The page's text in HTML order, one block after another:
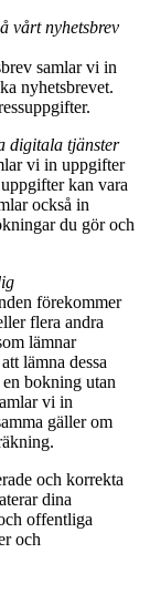
vårt nyhetsbrev
samlar vi in
nyhetsbrevet.
digitala tjänster
vi in uppgifter
kan vara
också in
du gör och
förekommer
flera andra
lämnar
lämna dessa
bokning utan
vi in
gäller om
och korrekta
dina
offentliga
och